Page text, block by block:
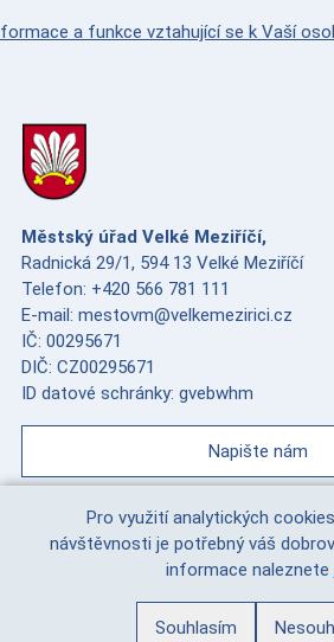
a funkce vztahující se k Vaší
Městský úřad Velké Meziříčí,
Radnická 29/1, 594 13 Velké Meziříčí
Telefon: +420 566 781 111
E-mail: mestovm@velkemezirici.cz
IČ: 00295671
DIČ: CZ00295671
ID datové schránky: gvebwhm
Napište nám
Pro využití analytických
návštěvnosti je potřebný váš
informace naleznete
Souhlasím